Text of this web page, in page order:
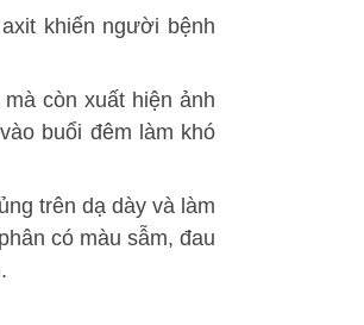
khiến người bệnh
còn xuất hiện ảnh
buổi đêm làm khó
trên dạ dày và làm
có màu sẫm, đau